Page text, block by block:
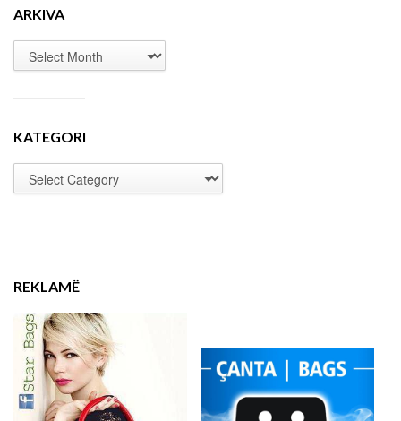
ARKIVA
KATEGORI
REKLAMË